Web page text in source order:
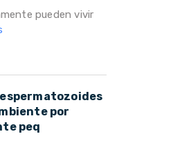
pueden vivir
por
peq